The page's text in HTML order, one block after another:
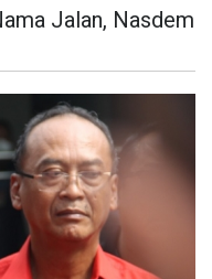
Jalan, Nasdem